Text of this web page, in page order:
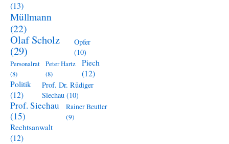
(13)
Müllmann
(22)
Olaf Scholz
(29)
Opfer
(10)
Personalrat
(8)
Peter Hartz
(8)
Piech
(12)
Politik
(12)
Prof. Dr. Rüdiger
Siechau (10)
Prof. Siechau
(15)
Rainer Beutler
(9)
Rechtsanwalt
(12)